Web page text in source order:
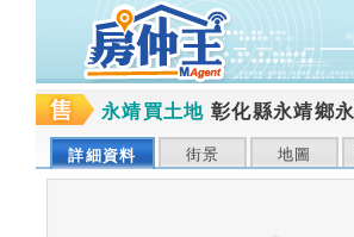
永靖買土地 彰化縣永靖鄉
詳細資料 街景 地圖